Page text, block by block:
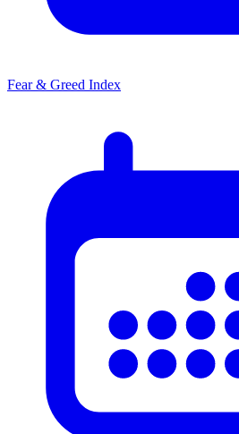
Fear & Greed Index